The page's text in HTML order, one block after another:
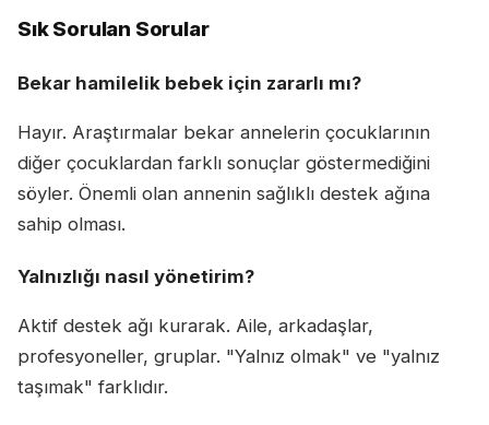
Sık Sorulan Sorular
Bekar hamilelik bebek için zararlı mı?
Hayır. Araştırmalar bekar annelerin çocuklarının
diğer çocuklardan farklı sonuçlar göstermediğini
söyler. Önemli olan annenin sağlıklı destek ağına
sahip olması.
Yalnızlığı nasıl yönetirim?
Aktif destek ağı kurarak. Aile, arkadaşlar,
profesyoneller, gruplar. "Yalnız olmak" ve "yalnız
taşımak" farklıdır.